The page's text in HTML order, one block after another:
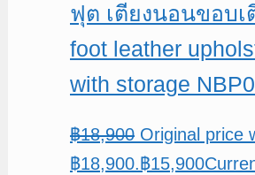
ฟุต เตียงนอนขอบเ
foot leather
with storage
฿18,900 Original price
฿18,900.฿15,900